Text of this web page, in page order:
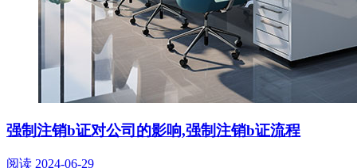
强制注销b证对公司的影响,强制注销b证流程
阅读 2024-06-29